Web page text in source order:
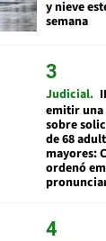
y nieve
semana
Judicial
emitir
sobre
de 68
mayores:
ordenó